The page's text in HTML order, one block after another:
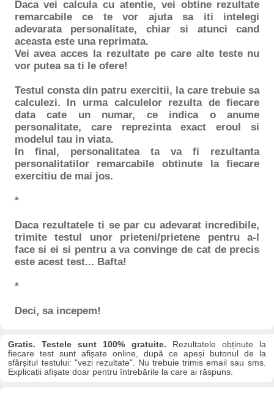
Daca vei calcula cu atentie, vei obtine rezultate
remarcabile ce te vor ajuta sa iti intelegi
adevarata personalitate, chiar si atunci cand
aceasta este una reprimata.
Vei avea acces la rezultate pe care alte teste nu
vor putea sa ti le ofere!
Testul consta din patru exercitii, la care trebuie sa
calculezi. In urma calculelor rezulta de fiecare
data cate un numar, ce indica o anume
personalitate, care reprezinta exact eroul si
modelul tau in viata.
In final, personalitatea ta va fi rezultanta
personalitatilor remarcabile obtinute la fiecare
exercitiu de mai jos.
*
Daca rezultatele ti se par cu adevarat incredibile,
trimite testul unor prieteni/prietene pentru a-l
face si ei si pentru a va convinge de cat de precis
este acest test... Bafta!
*
Deci, sa incepem!
Gratis. Testele sunt 100% gratuite. Rezultatele obținute la
fiecare test sunt afișate online, după ce apeși butonul de la
sfârșitul testului: "vezi rezultate". Nu trebuie trimis email sau sms.
Explicații afișate doar pentru întrebările la care ai răspuns.